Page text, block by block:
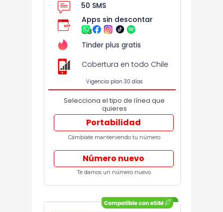
Portabilidad
50 SMS
Apps sin descontar
GB
Tinder plus gratis
Vigencia plan 30 días
Cámbiate manteniendo tu número
Número nuevo
Te damos un número nuevo.
Selecciona el tipo de línea que
quieres
Cobertura en todo Chile